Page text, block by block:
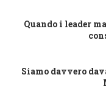
Quando i leader
Siamo davvero